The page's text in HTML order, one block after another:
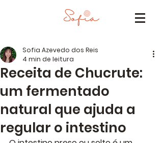
Receita de Chucrute:
um fermentado
natural que ajuda a
regular o intestino
Sofia Azevedo dos Reis
4 min de leitura